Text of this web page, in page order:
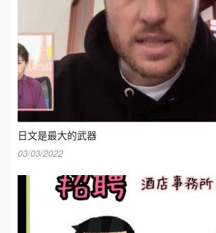
日文是最大的武器
03/03/2022